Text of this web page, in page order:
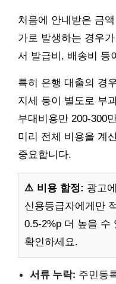
처음에 안내받은 금
가로 발생하는 경우
서 발급비, 배송비 등
특히 은행 대출의 경
지세 등이 별도로 부
부대비용만 200-300
미리 전체 비용을 계
중요합니다.
⚠️ 비용 함정: 광고
신용등급자에게만
0.5-2%p 더 높을 수
확인하세요.
서류 누락: 주민등